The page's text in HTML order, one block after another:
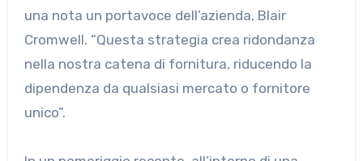
una nota un portavoce dell’azienda, Blair
Cromwell. “Questa strategia crea ridondanza
nella nostra catena di fornitura, riducendo la
dipendenza da qualsiasi mercato o fornitore
unico”.